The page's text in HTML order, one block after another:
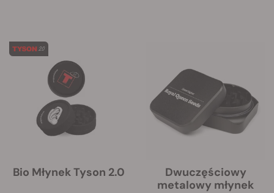
Bio Młynek Tyson 2.0
Dwuczęściowy
metalowy młynek